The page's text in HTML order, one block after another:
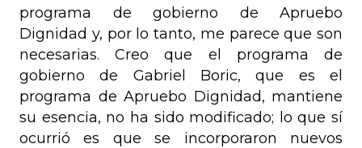
programa de gobierno de Apruebo
Dignidad y, por lo tanto, me parece que son
necesarias. Creo que el programa de
gobierno de Gabriel Boric, que es el
programa de Apruebo Dignidad, mantiene
su esencia, no ha sido modificado; lo que sí
ocurrió es que se incorporaron nuevos